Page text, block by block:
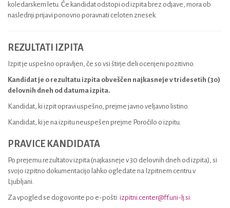
koledarskem letu. Če kandidat odstopi od izpita brez odjave, mora ob
naslednji prijavi ponovno poravnati celoten znesek.
REZULTATI IZPITA
Izpit je uspešno opravljen, če so vsi štirje deli ocenjeni pozitivno.
Kandidat je o rezultatu izpita obveščen najkasneje v tridesetih (30)
delovnih dneh od datuma izpita.
Kandidat, ki izpit opravi uspešno, prejme javno veljavno listino.
Kandidat, ki je na izpitu neuspešen prejme Poročilo o izpitu.
PRAVICE KANDIDATA
Po prejemu rezultatov izpita (najkasneje v 30 delovnih dneh od izpita), si
svojo izpitno dokumentacijo lahko ogledate na Izpitnem centru v
Ljubljani.
Za vpogled se dogovorite po e-pošti: izpitni.center@ff.uni-lj.si